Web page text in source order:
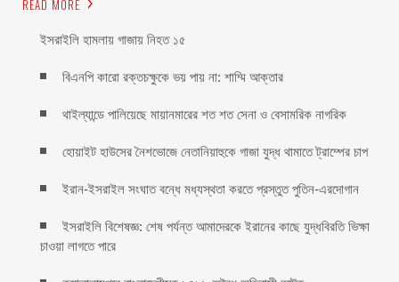
READ MORE
ইসরাইলি হামলায় গাজায় নিহত ১৫
বিএনপি কারো রক্তচক্ষুকে ভয় পায় না: শাম্মি আক্তার
থাইল্যান্ডে পালিয়েছে মায়ানমারের শত শত সেনা ও বেসামরিক নাগরিক
হোয়াইট হাউসের নৈশভোজে নেতানিয়াহুকে গাজা যুদ্ধ থামাতে ট্রাম্পের চাপ
ইরান-ইসরাইল সংঘাত বন্ধে মধ্যস্থতা করতে প্রস্তুত পুতিন-এরদোগান
ইসরাইলি বিশেষজ্ঞ: শেষ পর্যন্ত আমাদেরকে ইরানের কাছে যুদ্ধবিরতি ভিক্ষা
চাওয়া লাগতে পারে